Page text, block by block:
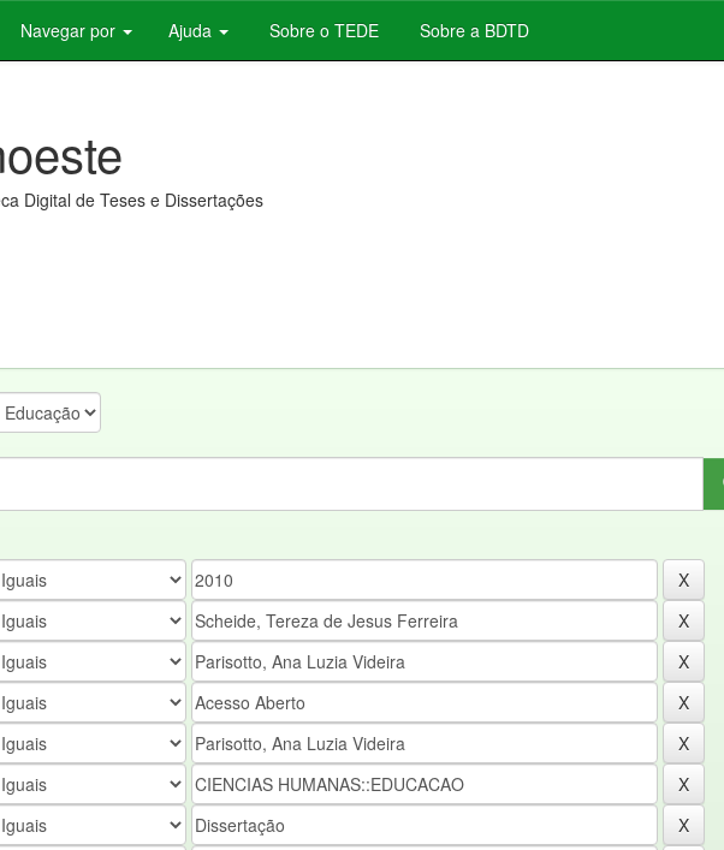
Navegar por Ajuda Sobre o TEDE Sobre a BDTD
Digital de Teses e Dissertações